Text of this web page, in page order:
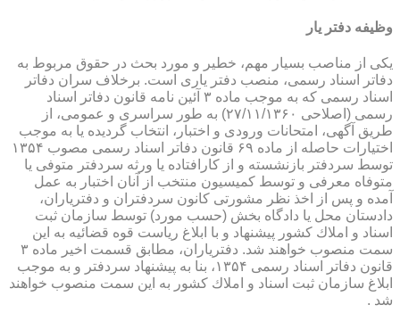
وظیفه دفتر یار
یكی از مناصب بسیار مهم، خطیر و مورد بحث در حقوق مربوط به
دفاتر اسناد رسمی، منصب دفتر یاری است. برخلاف سران دفاتر
اسناد رسمی كه به موجب ماده ۳ آئین نامه قانون دفاتر اسناد
رسمی (اصلاحی ۲۷/۱۱/۱۳۶۰) به طور سراسری و عمومی، از
طریق آگهی، امتحانات ورودی و اختبار، انتخاب گردیده یا به موجب
اختیارات حاصله از ماده ۶۹ قانون دفاتر اسناد رسمی مصوب ۱۳۵۴
توسط سردفتر بازنشسته و از كارافتاده یا ورثه سردفتر متوفی یا
متوفاه معرفی و توسط كمیسیون منتخب از آنان اختبار به عمل
آمده و پس از اخذ نظر مشورتی كانون سردفتران و دفتریاران،
دادستان محل یا دادگاه بخش (حسب مورد) توسط سازمان ثبت
اسناد و املاك كشور پیشنهاد و با ابلاغ ریاست قوه قضائیه به این
سمت منصوب خواهند شد. دفتریاران، مطابق قسمت اخیر ماده ۳
قانون دفاتر اسناد رسمی ۱۳۵۴، بنا به پیشنهاد سردفتر و به موجب
ابلاغ سازمان ثبت اسناد و املاك كشور به این سمت منصوب خواهند
شد .